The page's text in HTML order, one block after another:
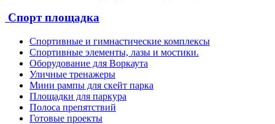
Спорт площадка
Спортивные и гимнастические комплексы
Спортивные элементы, лазы и мостики.
Оборудование для Воркаута
Уличные тренажеры
Мини рампы для скейт парка
Площадки для паркура
Полоса препятствий
Готовые проекты